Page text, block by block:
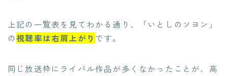
上記の一覧表を見てわかる通り、「いとしのソヨン」
の視聴率は右肩上がり です。
同じ放送枠にライバル作品が多くなかったことが、高